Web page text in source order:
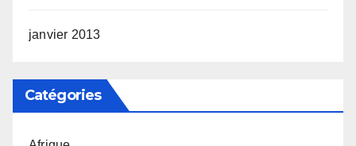
janvier 2013
Catégories